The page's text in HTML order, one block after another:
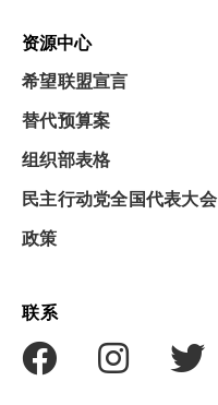
资源中心
希望联盟宣言
替代预算案
组织部表格
民主行动党全国代表大会
政策
联系